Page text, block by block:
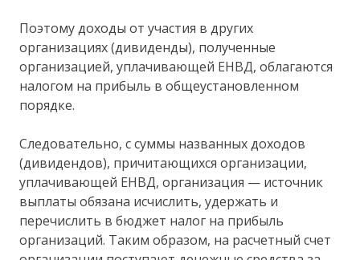
Поэтому доходы от участия в других
организациях (дивиденды), полученные
организацией, уплачивающей ЕНВД, облагаются
налогом на прибыль в общеустановленном
порядке.
Следовательно, с суммы названных доходов
(дивидендов), причитающихся организации,
уплачивающей ЕНВД, организация — источник
выплаты обязана исчислить, удержать и
перечислить в бюджет налог на прибыль
организаций. Таким образом, на расчетный счет